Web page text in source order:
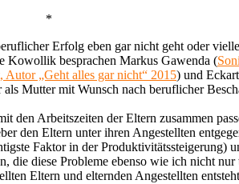
*
Erfolg eben gar nicht geht oder
Kowollik besprachen Markus Gawenda (
Autor „Geht alles gar nicht“ 2015) und
Mutter mit Wunsch nach beruflicher
Arbeitszeiten der Eltern zusammen
den Eltern unter ihren Angestellten
Faktor in der Produktivitätssteigerung)
diese Probleme ebenso wie ich nicht
Eltern und elternden Angestellten